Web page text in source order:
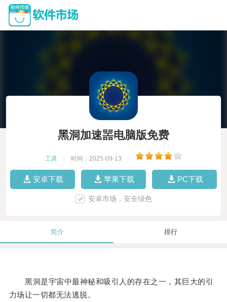
黑洞加速噐电脑版免费
工具 时间：2025-09-13
安卓下载 苹果下载 PC下载
安卓市场，安全绿色
简介 排行
黑洞是宇宙中最神秘和吸引人的存在之一，其巨大的引
力场让一切都无法逃脱。